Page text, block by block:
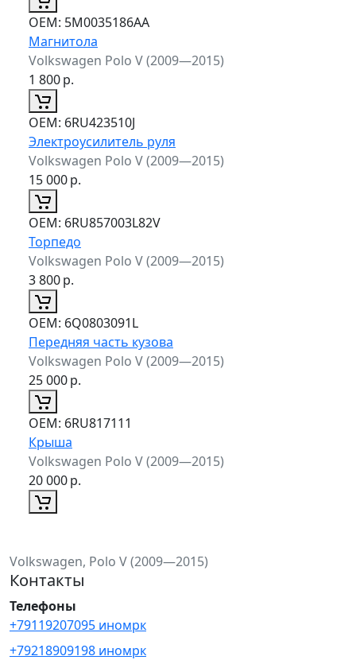
ОЕМ: 5M0035186AA
Магнитола
Volkswagen Polo V (2009—2015)
1 800р.
ОЕМ: 6RU423510J
Электроусилитель руля
Volkswagen Polo V (2009—2015)
15 000р.
ОЕМ: 6RU857003L82V
Торпедо
Volkswagen Polo V (2009—2015)
3 800р.
ОЕМ: 6Q0803091L
Передняя часть кузова
Volkswagen Polo V (2009—2015)
25 000р.
ОЕМ: 6RU817111
Крыша
Volkswagen Polo V (2009—2015)
20 000р.
Volkswagen, Polo V (2009—2015)
Контакты
Телефоны
+79119207095 иномрк
+79218909198 иномрк